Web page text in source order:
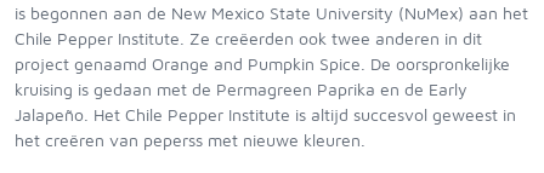
is begonnen aan de New Mexico State University (NuMex) aan het
Chile Pepper Institute. Ze creëerden ook twee anderen in dit
project genaamd Orange and Pumpkin Spice. De oorspronkelijke
kruising is gedaan met de Permagreen Paprika en de Early
Jalapeño. Het Chile Pepper Institute is altijd succesvol geweest in
het creëren van peperss met nieuwe kleuren.